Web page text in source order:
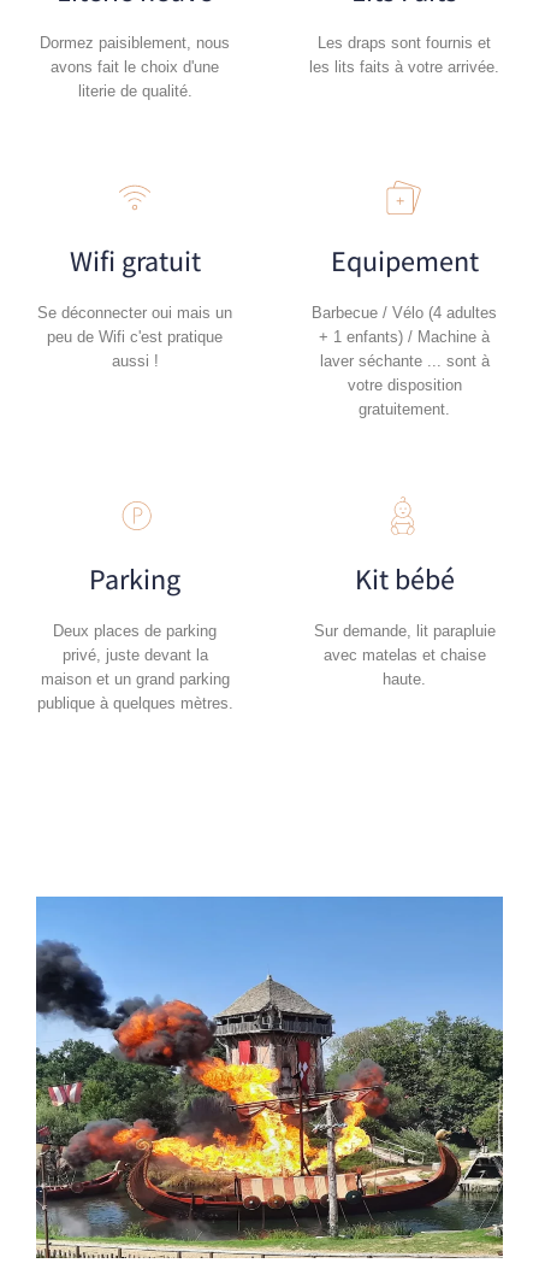
Dormez paisiblement, nous
avons fait le choix d'une
literie de qualité.
Les draps sont fournis et
les lits faits à votre arrivée.
Wifi gratuit
Se déconnecter oui mais un
peu de Wifi c'est pratique
aussi !
Equipement
Barbecue / Vélo (4 adultes
+ 1 enfants) / Machine à
laver séchante ... sont à
votre disposition
gratuitement.
Parking
Deux places de parking
privé, juste devant la
maison et un grand parking
publique à quelques mètres.
Kit bébé
Sur demande, lit parapluie
avec matelas et chaise
haute.